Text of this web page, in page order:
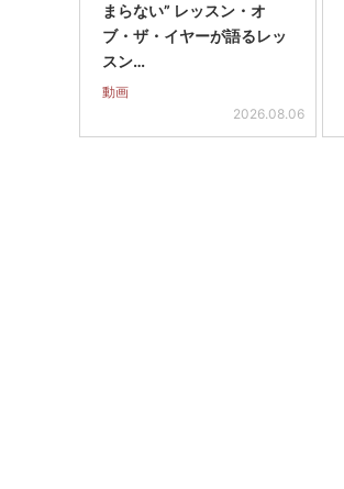
まらない” レッスン・オ
ブ・ザ・イヤーが語るレッ
スン…
動画
2026.08.06